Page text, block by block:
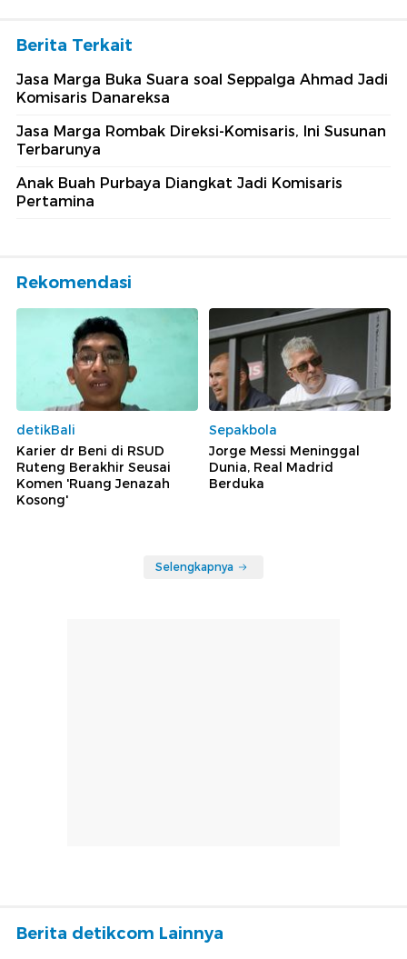
Berita Terkait
Jasa Marga Buka Suara soal Seppalga Ahmad Jadi
Komisaris Danareksa
Jasa Marga Rombak Direksi-Komisaris, Ini Susunan
Terbarunya
Anak Buah Purbaya Diangkat Jadi Komisaris
Pertamina
Rekomendasi
detikBali
Karier dr Beni di RSUD
Ruteng Berakhir Seusai
Komen 'Ruang Jenazah
Kosong'
Sepakbola
Jorge Messi Meninggal
Dunia, Real Madrid
Berduka
Selengkapnya
Berita detikcom Lainnya